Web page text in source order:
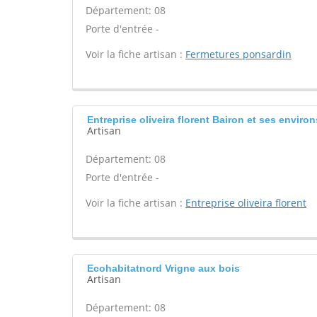
Département: 08
Porte d'entrée -
Voir la fiche artisan : Fermetures ponsardin
Entreprise oliveira florent Bairon et ses
Artisan
Département: 08
Porte d'entrée -
Voir la fiche artisan : Entreprise oliveira florent
Ecohabitatnord Vrigne aux bois
Artisan
Département: 08